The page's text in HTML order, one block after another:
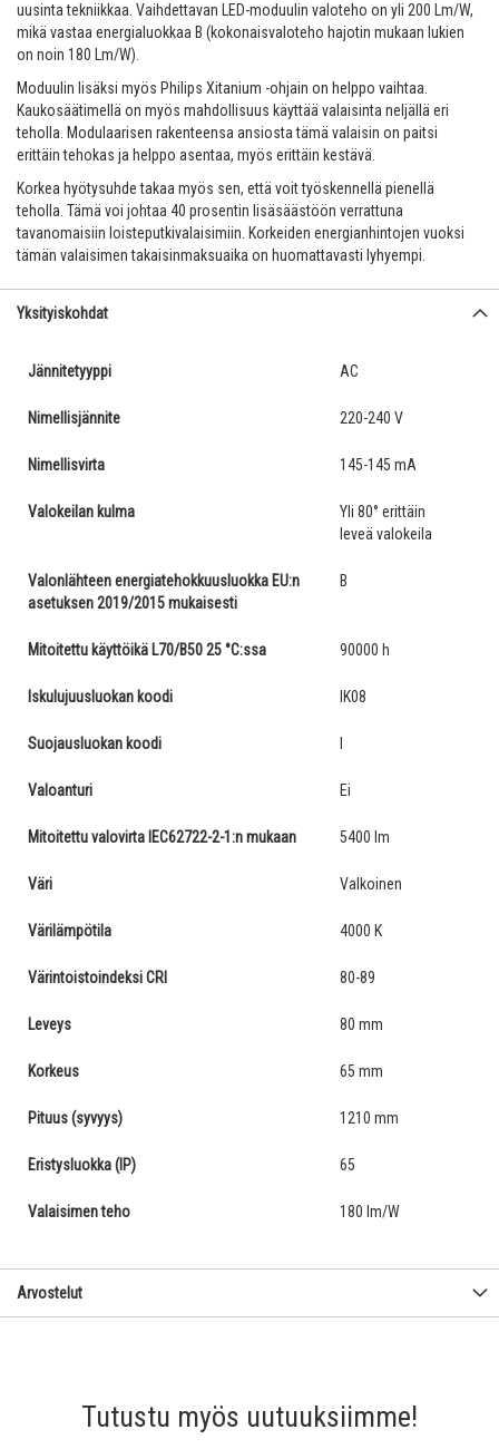
uusinta tekniikkaa. Vaihdettavan LED-moduulin valoteho on yli 200 Lm/W,
mikä vastaa energialuokkaa B (kokonaisvaloteho hajotin mukaan lukien
on noin 180 Lm/W).
Moduulin lisäksi myös Philips Xitanium -ohjain on helppo vaihtaa.
Kaukosäätimellä on myös mahdollisuus käyttää valaisinta neljällä eri
teholla. Modulaarisen rakenteensa ansiosta tämä valaisin on paitsi
erittäin tehokas ja helppo asentaa, myös erittäin kestävä.
Korkea hyötysuhde takaa myös sen, että voit työskennellä pienellä
teholla. Tämä voi johtaa 40 prosentin lisäsäästöön verrattuna
tavanomaisiin loisteputkivalaisimiin. Korkeiden energianhintojen vuoksi
tämän valaisimen takaisinmaksuaika on huomattavasti lyhyempi.
Yksityiskohdat
Jännitetyyppi AC
Nimellisjännite 220-240 V
Nimellisvirta 145-145 mA
Valokeilan kulma
Yli 80° erittäin
leveä valokeila
Valonlähteen energiatehokkuusluokka EU:n
asetuksen 2019/2015 mukaisesti
B
Mitoitettu käyttöikä L70/B50 25 °C:ssa 90000 h
Iskulujuusluokan koodi IK08
Suojausluokan koodi
Valoanturi Ei
Mitoitettu valovirta IEC62722-2-1:n mukaan 5400 lm
Väri Valkoinen
Värilämpötila 4000 K
Värintoistoindeksi CRI 80-89
Leveys 80 mm
Korkeus 65 mm
Pituus (syvyys) 1210 mm
Eristysluokka (IP) 65
Valaisimen teho 180 lm/W
Arvostelut
Tutustu myös uutuuksiimme!